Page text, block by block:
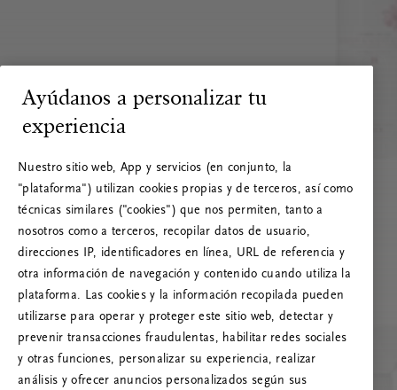
RITUALS 500
¡Vaya! Error de servidor
Ayúdanos a personalizar tu
experiencia
Nuestro sitio web, App y servicios (en conjunto, la
"plataforma") utilizan cookies propias y de terceros, así como
técnicas similares ("cookies") que nos permiten, tanto a
nosotros como a terceros, recopilar datos de usuario,
direcciones IP, identificadores en línea, URL de referencia y
otra información de navegación y contenido cuando utiliza la
plataforma. Las cookies y la información recopilada pueden
utilizarse para operar y proteger este sitio web, detectar y
prevenir transacciones fraudulentas, habilitar redes sociales
y otras funciones, personalizar su experiencia, realizar
análisis y ofrecer anuncios personalizados según sus